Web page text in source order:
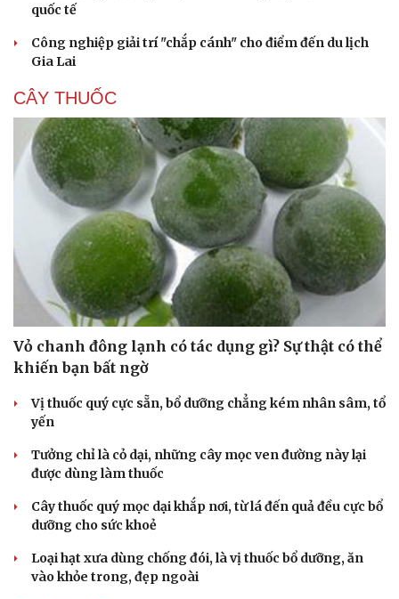
quốc tế
Công nghiệp giải trí "chắp cánh" cho điểm đến du lịch
Gia Lai
CÂY THUỐC
Vỏ chanh đông lạnh có tác dụng gì? Sự thật có thể
khiến bạn bất ngờ
Vị thuốc quý cực sẵn, bổ dưỡng chẳng kém nhân sâm, tổ
yến
Tưởng chỉ là cỏ dại, những cây mọc ven đường này lại
được dùng làm thuốc
Cây thuốc quý mọc dại khắp nơi, từ lá đến quả đều cực bổ
dưỡng cho sức khoẻ
Loại hạt xưa dùng chống đói, là vị thuốc bổ dưỡng, ăn
vào khỏe trong, đẹp ngoài